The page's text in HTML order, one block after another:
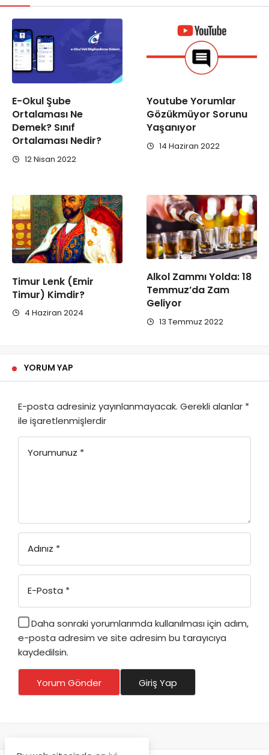
E-Okul Şube
Ortalaması Ne
Demek? Sınıf
Ortalaması Nedir?
12 Nisan 2022
Youtube Yorumlar
Gözükmüyor Sorunu
Yaşanıyor
14 Haziran 2022
Timur Lenk (Emir
Timur) Kimdir?
4 Haziran 2024
Alkol Zammı Yolda: 18
Temmuz’da Zam
Geliyor
13 Temmuz 2022
YORUM YAP
E-posta adresiniz yayınlanmayacak. Gerekli alanlar *
ile işaretlenmişlerdir
Yorumunuz *
Adınız *
E-Posta *
Daha sonraki yorumlarımda kullanılması için adım,
e-posta adresim ve site adresim bu tarayıcıya
kaydedilsin.
Yorum Gönder Giriş Yap